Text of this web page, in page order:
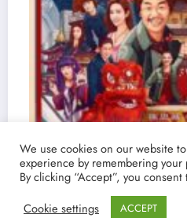
We use cookies on our website
experience by remembering
By clicking “Accept”, you
Cookie settings
ACCEPT